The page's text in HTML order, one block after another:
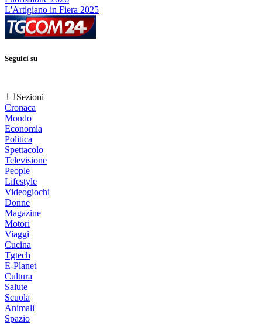
L'Artigiano in Fiera 2025
Seguici su
Sezioni
Cronaca
Mondo
Economia
Politica
Spettacolo
Televisione
People
Lifestyle
Videogiochi
Donne
Magazine
Motori
Viaggi
Cucina
Tgtech
E-Planet
Cultura
Salute
Scuola
Animali
Spazio